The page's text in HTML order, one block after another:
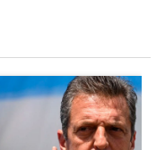
despidió a Jorge
artículo de tendencia